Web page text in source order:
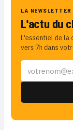
LA NEWSLETTER
L'actu du
L'essentiel de la
vers 7h dans